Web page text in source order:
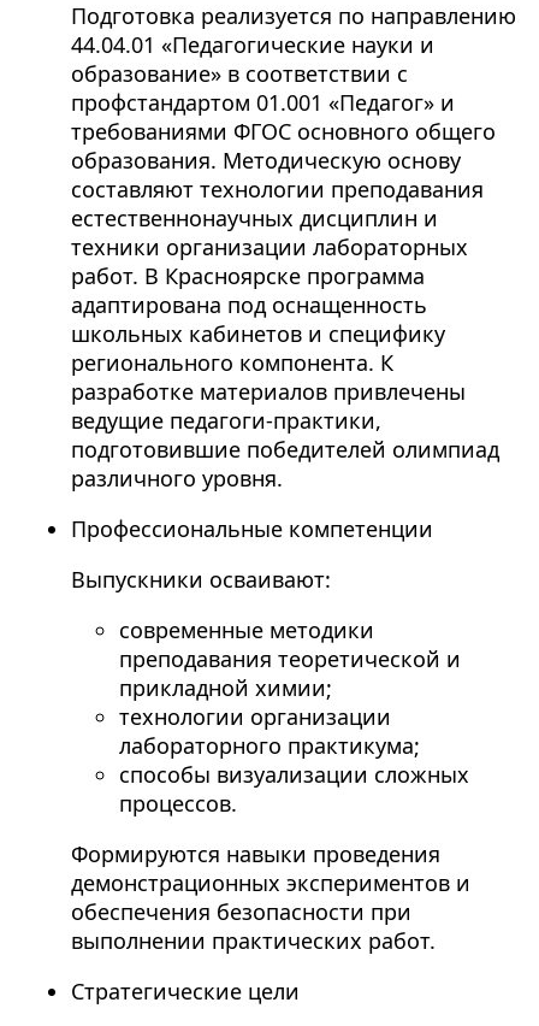
Подготовка реализуется по направлению
44.04.01 «Педагогические науки и
образование» в соответствии с
профстандартом 01.001 «Педагог» и
требованиями ФГОС основного общего
образования. Методическую основу
составляют технологии преподавания
естественнонаучных дисциплин и
техники организации лабораторных
работ. В Красноярске программа
адаптирована под оснащенность
школьных кабинетов и специфику
регионального компонента. К
разработке материалов привлечены
ведущие педагоги-практики,
подготовившие победителей олимпиад
различного уровня.
Профессиональные компетенции
Выпускники осваивают:
современные методики
преподавания теоретической и
прикладной химии;
технологии организации
лабораторного практикума;
способы визуализации сложных
процессов.
Формируются навыки проведения
демонстрационных экспериментов и
обеспечения безопасности при
выполнении практических работ.
Стратегические цели